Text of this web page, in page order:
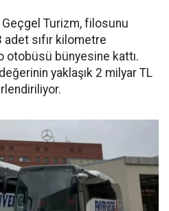
Geçgel Turizm, filosunu
adet sıfır kilometre
otobüsü bünyesine kattı.
yaklaşık 2 milyar TL